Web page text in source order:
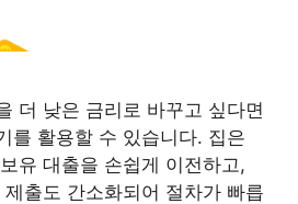
더 낮은 금리로 바꾸고 싶다면
를 활용할 수 있습니다. 집은
유 대출을 손쉽게 이전하고,
출도 간소화되어 절차가 빠릅